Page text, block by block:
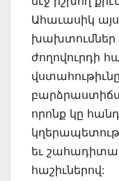
Ահաւասիկ
խախտումներ
ժողովուրդի
որոնք կը
եւ
հաշիւներով: